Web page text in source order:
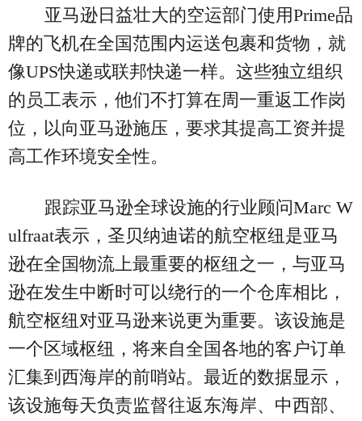
亚马逊日益壮大的空运部门使用Prime品
牌的飞机在全国范围内运送包裹和货物，就
像UPS快递或联邦快递一样。这些独立组织
的员工表示，他们不打算在周一重返工作岗
位，以向亚马逊施压，要求其提高工资并提
高工作环境安全性。
跟踪亚马逊全球设施的行业顾问Marc W
ulfraat表示，圣贝纳迪诺的航空枢纽是亚马
逊在全国物流上最重要的枢纽之一，与亚马
逊在发生中断时可以绕行的一个仓库相比，
航空枢纽对亚马逊来说更为重要。该设施是
一个区域枢纽，将来自全国各地的客户订单
汇集到西海岸的前哨站。最近的数据显示，
该设施每天负责监督往返东海岸、中西部、